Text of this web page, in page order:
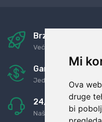
Mi
Ova
druge
bi
Brza i sigurna
Već za nekoliko dana
Garancija u
Jednostavno pravilo:
24/7 odlična
Naši agenti uvijek na